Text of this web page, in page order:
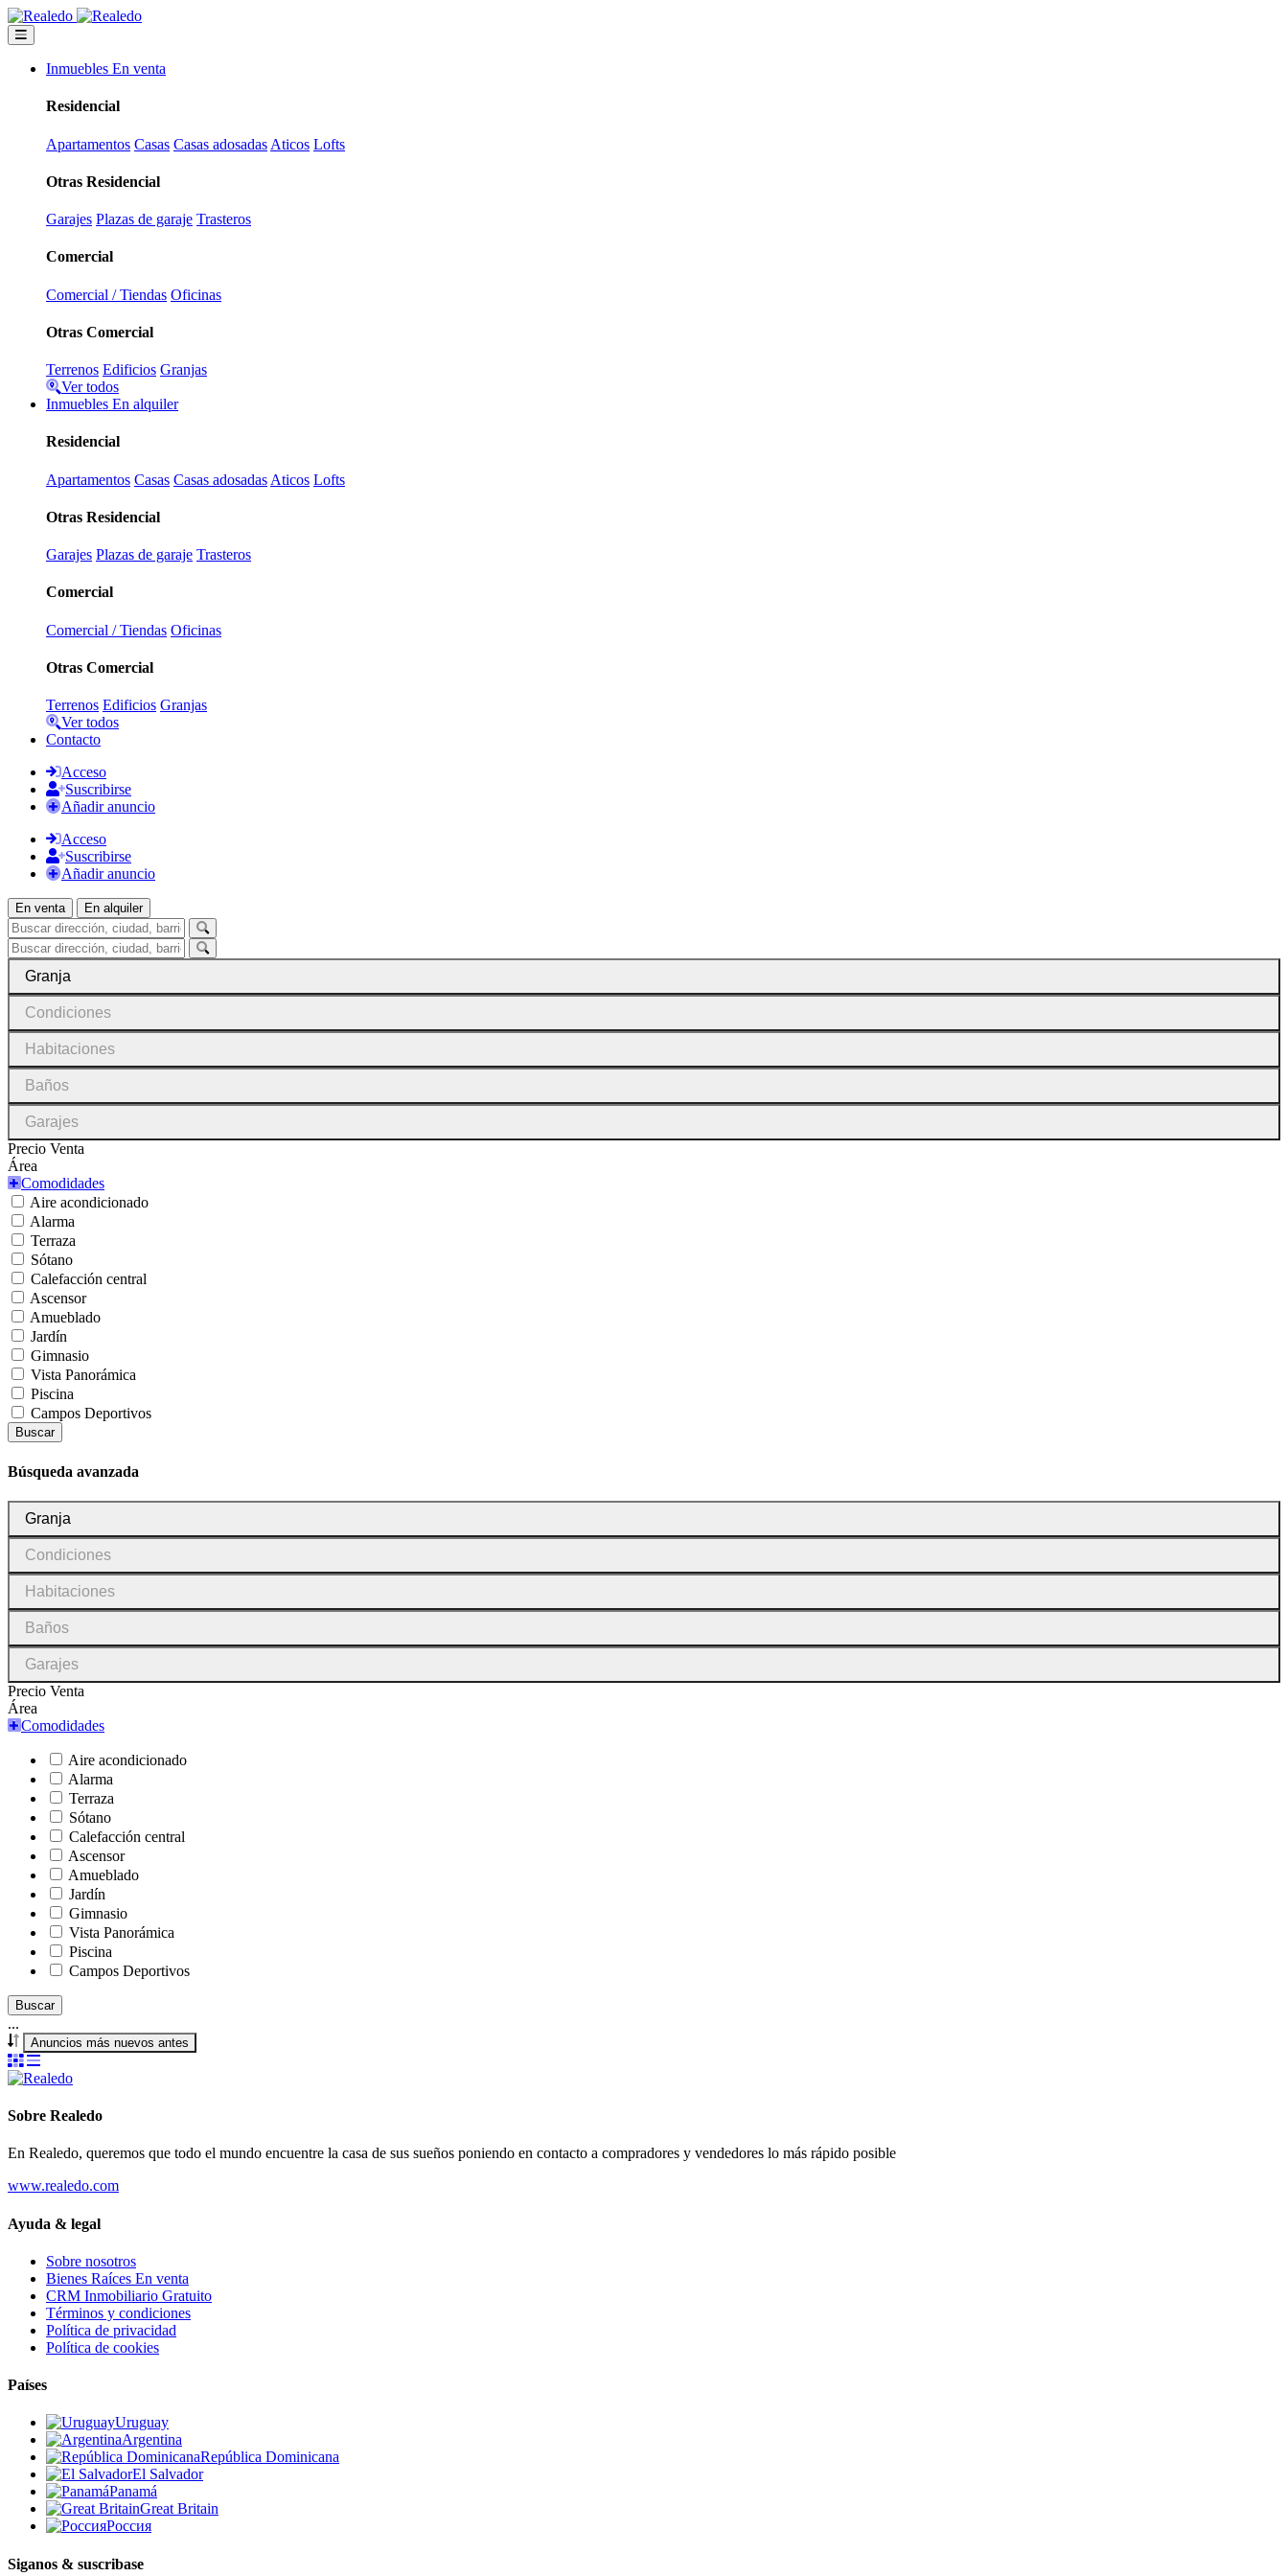
Inmuebles En venta
Residencial
Apartamentos Casas Casas adosadas Aticos Lofts
Otras Residencial
Garajes Plazas de garaje Trasteros
Comercial
Comercial / Tiendas Oficinas
Otras Comercial
Terrenos Edificios Granjas
Ver todos
Inmuebles En alquiler
Residencial
Apartamentos Casas Casas adosadas Aticos Lofts
Otras Residencial
Garajes Plazas de garaje Trasteros
Comercial
Comercial / Tiendas Oficinas
Otras Comercial
Terrenos Edificios Granjas
Ver todos
Contacto
Acceso
Suscribirse
Añadir anuncio
Acceso
Suscribirse
Añadir anuncio
En venta En alquiler
Granja
Condiciones
Habitaciones
Baños
Garajes
Precio Venta
Área
Comodidades
Aire acondicionado
Alarma
Terraza
Sótano
Calefacción central
Ascensor
Amueblado
Jardín
Gimnasio
Vista Panorámica
Piscina
Campos Deportivos
Buscar
Búsqueda avanzada
Tipo
inmueble
Granja
Condiciones
Condiciones
Habitaciones
Habitaciones
Baños
Baños
Garajes
Garajes
Precio Venta
Área
Comodidades
Aire acondicionado
Alarma
Terraza
Sótano
Calefacción central
Ascensor
Amueblado
Jardín
Gimnasio
Vista Panorámica
Piscina
Campos Deportivos
Buscar
...
Anuncios más nuevos antes
Sobre Realedo
En Realedo, queremos que todo el mundo encuentre la casa de sus sueños poniendo en contacto a compradores y vendedores lo más rápido posible
www.realedo.com
Ayuda & legal
Sobre nosotros
Bienes Raíces En venta
CRM Inmobiliario Gratuito
Términos y condiciones
Política de privacidad
Política de cookies
Países
Uruguay
Argentina
República Dominicana
El Salvador
Panamá
Great Britain
Россия
Siganos & suscribase